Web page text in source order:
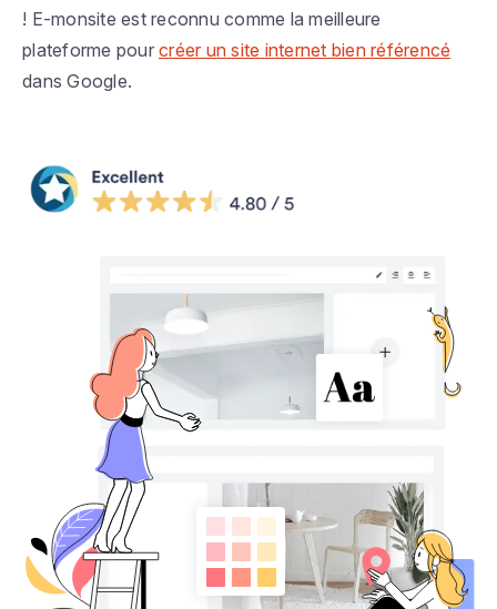
! E-monsite est reconnu comme la meilleure
plateforme pour créer un site internet bien référencé
dans Google.